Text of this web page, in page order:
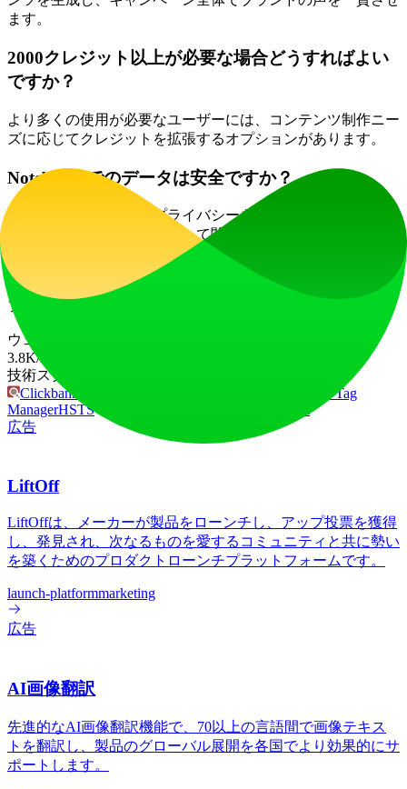
ます。
2000クレジット以上が必要な場合どうすればよい
ですか？
より多くの使用が必要なユーザーには、コンテンツ制作ニー
ズに応じてクレジットを拡張するオプションがあります。
Notebooksでのデータは安全ですか？
はい！Notebooks.appはプライバシーを重視しています。あな
たのコンテンツは人間によって閲覧されることはなく、AI
トレーニングや第三者との共有にも使用されません。
Notebooks.appで今すぐより良いコンテンツを作成し、ワーク
フローを革新しましょう！
ウェブサイトトラフィック
3.8K/mo
技術スタック
Clickbank
Google Tag
ManagerHSTS
広告
LiftOff
LiftOffは、メーカーが製品をローンチし、アップ投票を獲得
し、発見され、次なるものを愛するコミュニティと共に勢い
を築くためのプロダクトローンチプラットフォームです。
launch-platformmarketing
広告
AI画像翻訳
先進的なAI画像翻訳機能で、70以上の言語間で画像テキス
トを翻訳し、製品のグローバル展開を各国でより効果的にサ
ポートします。